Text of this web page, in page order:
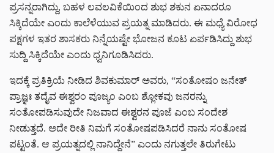
ಪ್ರಸನ್ನರಾಗಿದ್ದು, ಬಹಳ ಲವಲವಿಕೆಯಿಂದ ಶುಭ ಶಕುನ ಏನಾದರೂ
ಸಿಕ್ಕಿದೆಯೇ ಎಂದು ಕಾಲೆಳೆಯುವ ಪ್ರಯತ್ನ ಮಾಡಿದರು. ಈ ಮಧ್ಯೆ ವಿರೋಧ
ಪಕ್ಷಗಳ ಇತರ ಶಾಸಕರು ನಿನ್ನೆಯಷ್ಟೇ ಭೋಜನ ಕೂಟ ಏರ್ಪಡಿಸಿದ್ದು ಶುಭ
ಸುದ್ದಿ ಸಿಕ್ಕಿದೆಯೇ ಎಂದು ಧ್ವನಿಗೂಡಿಸಿದರು.
ಇದಕ್ಕೆ ಪ್ರತಿಕ್ರಿಯೆ ನೀಡಿದ ಶಿವಕುಮಾರ್ ಅವರು, “ಸಂತೋಷಂ ಜನೇತ್‌
ಪ್ರಾಜ್ಞಃ ತದೈವ ಈಶ್ವರಂ ಪೂಜ್ಯಂ ಎಂಬ ಶ್ಲೋಕವು ಜನರನ್ನು
ಸಂತೋಪಡಿಸುವುದೇ ನಿಜವಾದ ಈಶ್ವರನ ಪೂಜೆ ಎಂಬ ಸಂದೇಶ
ನೀಡುತ್ತದೆ. ಅದೇ ರೀತಿ ನಿಮಗೆ ಸಂತೋಷಪಡಿಸಿದರೆ ನಾನು ಸಂತೋಷ
ಪಟ್ಟಂತೆ. ಆ ಪ್ರಯತ್ನದಲ್ಲಿ ನಾನಿದ್ದೇನೆ” ಎಂದು ನಗುತ್ತಲೇ ತಿರುಗೇಟು